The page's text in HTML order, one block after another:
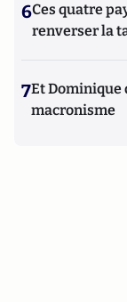
6Ces quatre
renverser la
7Et Dominique
macronisme